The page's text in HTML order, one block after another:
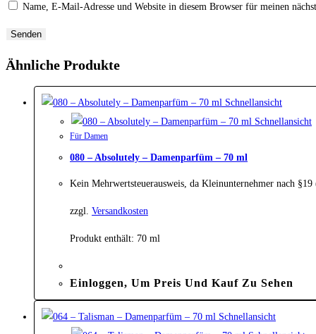
Name, E-Mail-Adresse und Website in diesem Browser für meinen
Ähnliche Produkte
Schnellansicht
Schnellansicht
Für Damen
080 – Absolutely – Damenparfüm – 70 ml
Kein Mehrwertsteuerausweis, da Kleinunternehmer nach
zzgl. Versandkosten
Produkt enthält: 70 ml
Einloggen, Um Preis Und Kauf Zu Sehen
Schnellansicht